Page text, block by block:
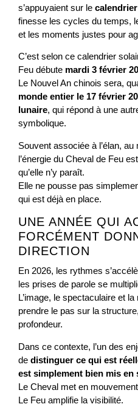
s’appuyaient sur le
finesse les cycles du temps,
et les moments justes pour
C’est selon ce calendrier
Feu débute mardi 3 février
Le Nouvel An chinois sera,
monde entier le 17 février
lunaire, qui répond à une
symbolique.
Souvent associée à l’élan,
l’énergie du Cheval de Feu
qu’elle n’y paraît.
Elle ne pousse pas
qui est déjà en place.
UNE ANNÉE QUI
FORCÉMENT
DIRECTION
En 2026, les rythmes
les prises de parole se
L’image, le spectaculaire et
prendre le pas sur la
profondeur.
Dans ce contexte, l’un des
de distinguer ce qui est
est simplement bien mis en
Le Cheval met en
Le Feu amplifie la visibilité.